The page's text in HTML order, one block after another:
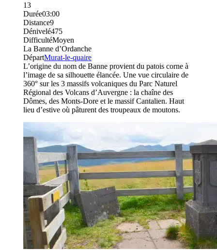
13
Durée03:00
Distance9
Dénivelé475
DifficultéMoyen
La Banne d’Ordanche
DépartMurat-le-quaire
L’origine du nom de Banne provient du patois corne à
l’image de sa silhouette élancée. Une vue circulaire de
360° sur les 3 massifs volcaniques du Parc Naturel
Régional des Volcans d’Auvergne : la chaîne des
Dômes, des Monts-Dore et le massif Cantalien. Haut
lieu d’estive où pâturent des troupeaux de moutons.